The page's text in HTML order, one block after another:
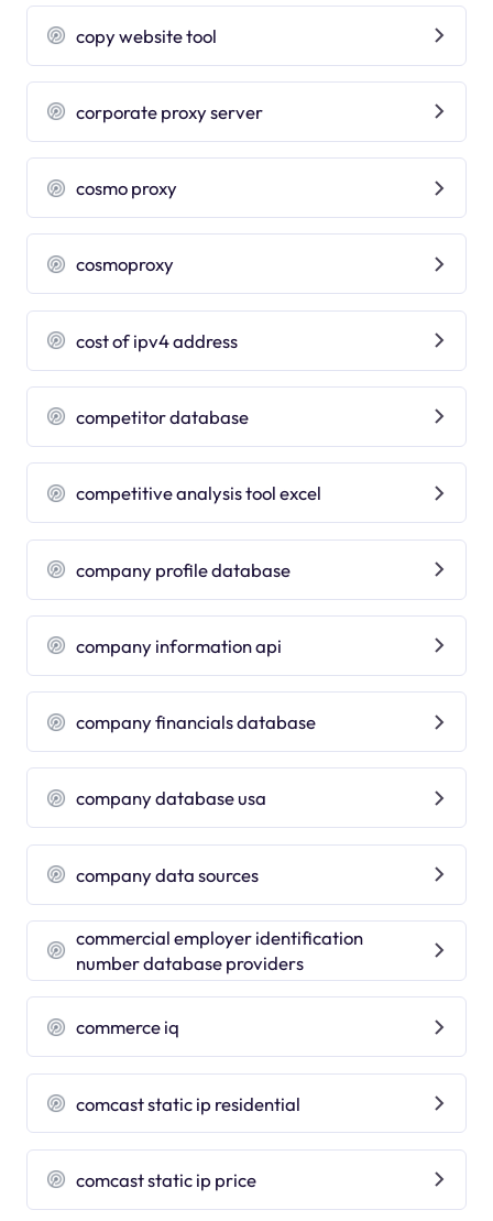
copy website tool
corporate proxy server
cosmo proxy
cosmoproxy
cost of ipv4 address
competitor database
competitive analysis tool excel
company profile database
company information api
company financials database
company database usa
company data sources
commercial employer identification
number database providers
commerce iq
comcast static ip residential
comcast static ip price